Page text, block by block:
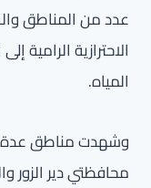
عدد من المناطق
الاحترازية الرامية
المياه.
وشهدت مناطق عدة
محافظتي دير الزور